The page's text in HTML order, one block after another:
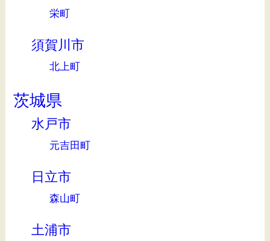
栄町
須賀川市
北上町
茨城県
水戸市
元吉田町
日立市
森山町
土浦市